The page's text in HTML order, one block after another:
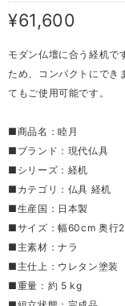
¥61,600
モダン仏壇に合う経机で
ため、コンパクトにでき
てもご使用可能です。
■商品名：睦月
■ブランド：現代仏具
■シリーズ：経机
■カテゴリ：仏具 経机
■生産国：日本製
■サイズ：幅60cm 奥行
■主素材：ナラ
■主仕上：ウレタン塗装
■重量：約 5 kg